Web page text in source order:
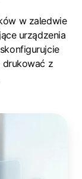
w zaledwie
urządzenia
drukować z